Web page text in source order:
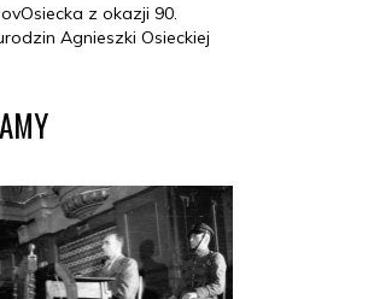
z okazji 90.
Agnieszki Osieckiej